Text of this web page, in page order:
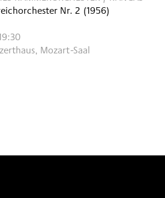
Nr. 2 (1956)
Mozart-Saal